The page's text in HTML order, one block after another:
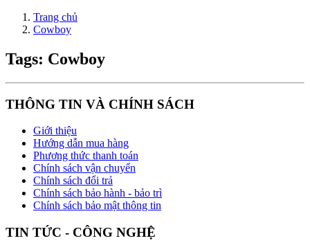
Trang chủ
Cowboy
Tags: Cowboy
THÔNG TIN VÀ CHÍNH SÁCH
Giới thiệu
Hướng dẫn mua hàng
Phương thức thanh toán
Chính sách vận chuyển
Chính sách đổi trả
Chính sách bảo hành - bảo trì
Chính sách bảo mật thông tin
TIN TỨC - CÔNG NGHỆ